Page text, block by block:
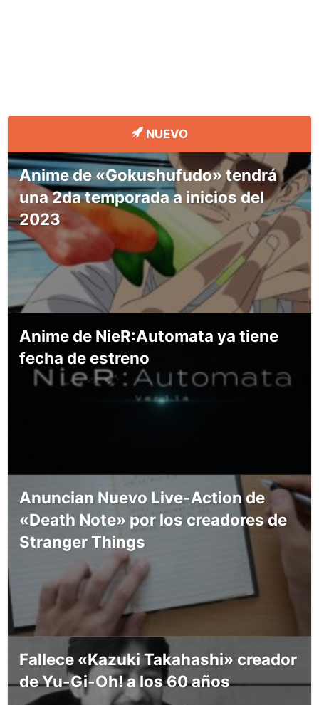
NUEVO
Anime de «Gokushufudo» tendrá
una 2da temporada a inicios del
2023
Anime de NieR:Automata ya tiene
fecha de estreno
Anuncian Nuevo Live-Action de
«Death Note» por los creadores de
Stranger Things
Fallece «Kazuki Takahashi» creador
de Yu-Gi-Oh! a los 60 años